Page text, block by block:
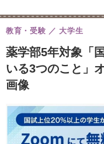
薬学部5年対象「
いる3つのこと」
画像
教育・受験 大学生